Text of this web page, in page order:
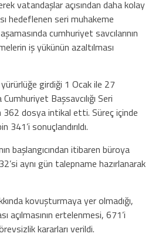
vatandaşlar açısından daha kolay
hedeflenen seri muhakeme
cumhuriyet savcılarının
iş yükünün azaltılması
girdiği 1 Ocak ile 27
Başsavcılığı Seri
dosya intikal etti. Süreç içinde
sonuçlandırıldı.
başlangıcından itibaren büroya
aynı gün talepname hazırlanarak
kovuşturmaya yer olmadığı,
açılmasının ertelenmesi, 671’i
kararları verildi.